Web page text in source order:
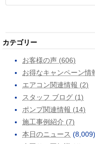
カテゴリー
お客様の声 (606)
お得なキャンペーン情
エアコン関連情報 (2)
スタッフ ブログ (1)
ポンプ関連情報 (14)
施工事例紹介 (7)
本日のニュース (8,009)